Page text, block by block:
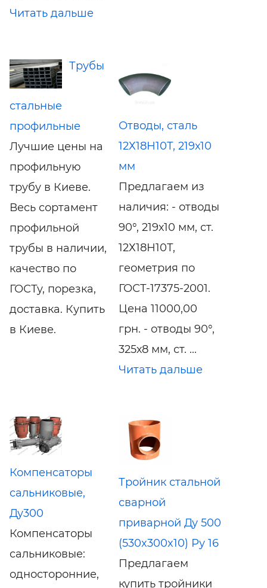
Читать дальше
Трубы
стальные
профильные
Лучшие цены на
профильную
трубу в Киеве.
Весь сортамент
профильной
трубы в наличии,
качество по
ГОСТу, порезка,
доставка. Купить
в Киеве.
Отводы, сталь
12Х18Н10Т, 219х10
мм
Предлагаем из
наличия: - отводы
90°, 219х10 мм, ст.
12Х18Н10Т,
геометрия по
ГОСТ-17375-2001.
Цена 11000,00
грн. - отводы 90°,
325х8 мм, ст. ...
Читать дальше
Компенсаторы
сальниковые,
Ду300
Компенсаторы
сальниковые:
односторонние,
Тройник стальной
сварной
приварной Ду 500
(530x300x10) Ру 16
Предлагаем
купить тройники